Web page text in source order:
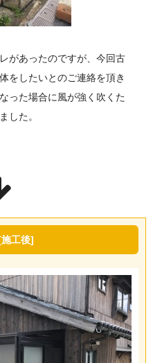
があったのですが、今回古
をしたいとのご連絡を頂き
った場合に風が強く吹くた
した。
工後]